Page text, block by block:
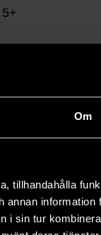
Om
tillhandahålla
information
i sin tur
5+
unik och finns